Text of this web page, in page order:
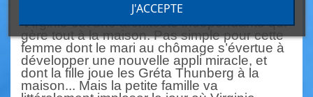
Virginie est une architecte indépendante qui
gère tout à la maison. Pas simple pour cette
femme dont le mari au chômage s’évertue à
développer une nouvelle appli miracle, et
dont la fille joue les Gréta Thunberg à la
maison... Mais la petite famille va
J'ACCEPTE